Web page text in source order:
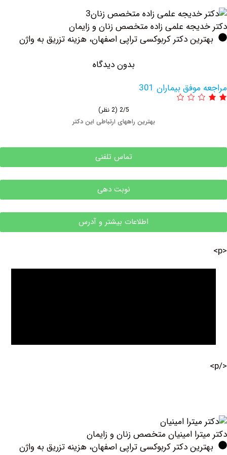
علمی زاده متخصص زنان و زایمان
دکتر کربوکسی تراپی اصفهان، هزینه تزریق به واژن
بدون دیدگاه
بیماران 301
بهترین راههای ارتباطی این دکتر
تماس تلفنی
نوبت دهی
اطلاعات بیشتر و آدرس
امینیان متخصص زنان و زایمان
دکتر کربوکسی تراپی اصفهان، هزینه تزریق به واژن